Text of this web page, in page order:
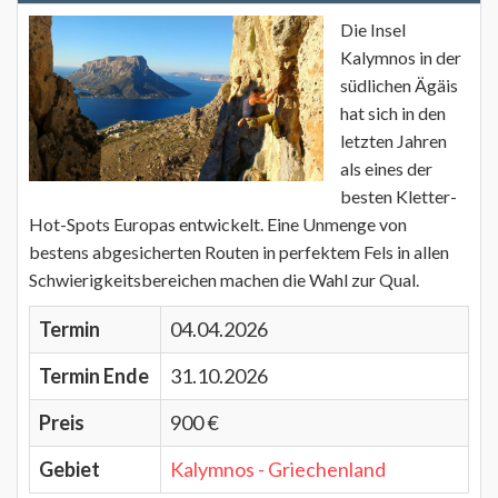
Die Insel
Kalymnos in der
südlichen Ägäis
hat sich in den
letzten Jahren
als eines der
besten Kletter-
Hot-Spots Europas entwickelt. Eine Unmenge von
bestens abgesicherten Routen in perfektem Fels in allen
Schwierigkeitsbereichen machen die Wahl zur Qual.
Termin
04.04.2026
Termin Ende
31.10.2026
Preis
900 €
Gebiet
Kalymnos - Griechenland